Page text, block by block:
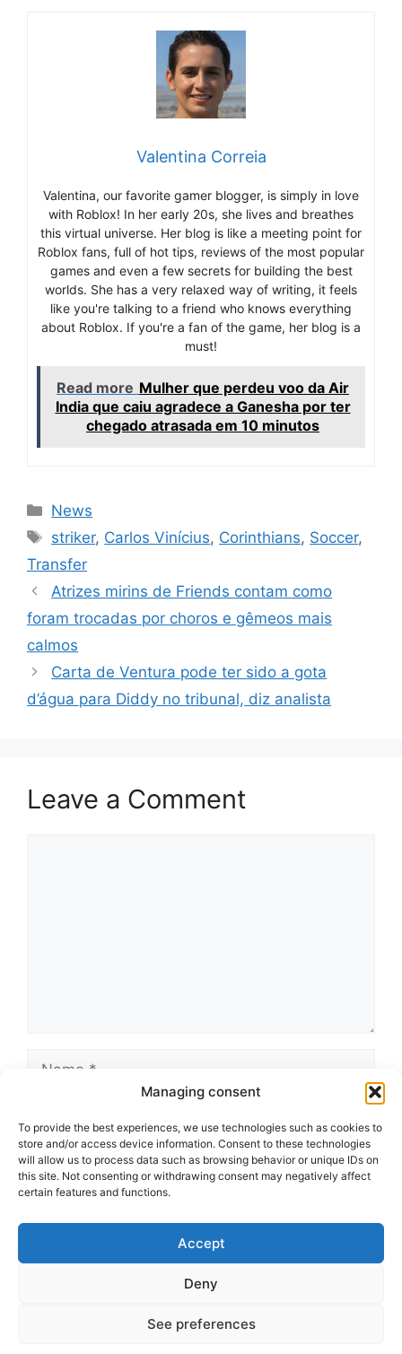
Managing consent
To provide the best experiences, we use technologies such as cookies to
store and/or access device information. Consent to these technologies
will allow us to process data such as browsing behavior or unique IDs on
this site. Not consenting or withdrawing consent may negatively affect
certain features and functions.
Accept
Deny
See preferences
Valentina Correia
Valentina, our favorite gamer blogger, is simply in love
with Roblox! In her early 20s, she lives and breathes
this virtual universe. Her blog is like a meeting point for
Roblox fans, full of hot tips, reviews of the most popular
games and even a few secrets for building the best
worlds. She has a very relaxed way of writing, it feels
like you're talking to a friend who knows everything
about Roblox. If you're a fan of the game, her blog is a
must!
Read more Mulher que perdeu voo da Air
India que caiu agradece a Ganesha por ter
chegado atrasada em 10 minutos
Categories
News
Tags
striker, Carlos Vinícius, Corinthians, Soccer,
Transfer
Atrizes mirins de Friends contam como
foram trocadas por choros e gêmeos mais
calmos
Carta de Ventura pode ter sido a gota
d’água para Diddy no tribunal, diz analista
Leave a Comment
Website